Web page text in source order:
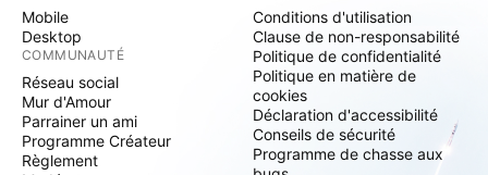
Mobile
Desktop
COMMUNAUTÉ
Réseau social
Mur d'Amour
Parrainer un ami
Programme Créateur
Règlement
Conditions d'utilisation
Clause de non-responsabilité
Politique de confidentialité
Politique en matière de
cookies
Déclaration d'accessibilité
Conseils de sécurité
Programme de chasse aux